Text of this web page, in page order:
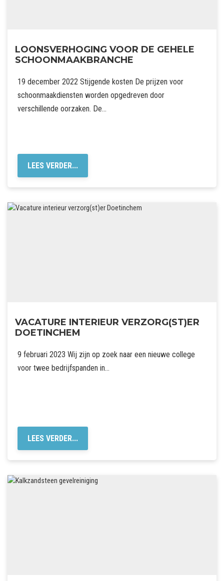
LOONSVERHOGING VOOR DE GEHELE
SCHOONMAAKBRANCHE
19 december 2022 Stijgende kosten De prijzen voor
schoonmaakdiensten worden opgedreven door
verschillende oorzaken. De…
LEES VERDER...
VACATURE INTERIEUR VERZORG(ST)ER
DOETINCHEM
9 februari 2023 Wij zijn op zoek naar een nieuwe college
voor twee bedrijfspanden in…
LEES VERDER...